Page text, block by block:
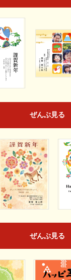
ぜんぶ見る
ぜんぶ見る